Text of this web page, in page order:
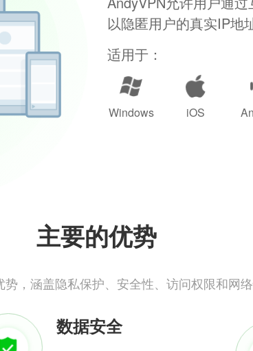
以隐匿用户的真实IP地
适用于：
Windows iOS
主要的优势
，涵盖隐私保护、安全性、访问权限和网
数据安全